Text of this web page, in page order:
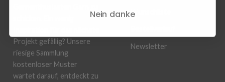
Projekt gefällig? Unsere
riesige Sammlung
kostenloser Muster
wartet darauf, entdeckt zu
Wunschliste
Newsletter
Nein danke